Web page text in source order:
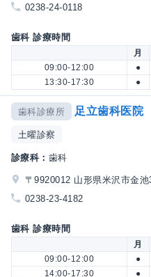
0238-24-0118
歯科 診療時間
月
09:00-12:00
●
13:30-17:30
●
歯科診療所 足立歯科医院
土曜診察
診療科： 歯科
〒9920012 山形県米沢市金池
0238-23-4182
歯科 診療時間
月
09:00-12:00
●
14:00-17:30
●